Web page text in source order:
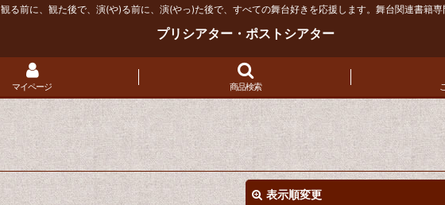
観る前に、観た後で、演(や)る前に、演(やっ)た後で、すべての舞台好きを応援します。舞台関連書籍専
プリシアター・ポストシアター
マイページ 商品検索
表示順変更